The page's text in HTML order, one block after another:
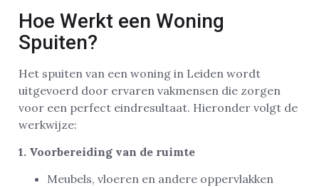
Hoe Werkt een Woning
Spuiten?
Het spuiten van een woning in Leiden wordt
uitgevoerd door ervaren vakmensen die zorgen
voor een perfect eindresultaat. Hieronder volgt de
werkwijze:
1. Voorbereiding van de ruimte
Meubels, vloeren en andere oppervlakken